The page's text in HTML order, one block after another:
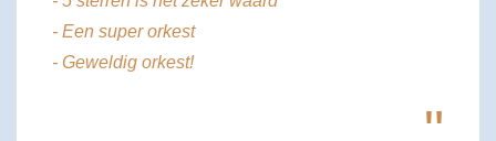
- Een super orkest
- Geweldig orkest!